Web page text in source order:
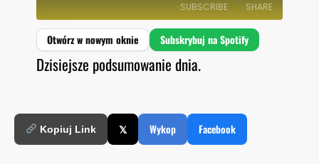
P
I
O
SUBSCRIBE SHARE
Spotify
RSS FEED
SHARE
Dzisiejsze podsumowanie dnia.
Kopiuj Link 𝕏 Wykop Facebook